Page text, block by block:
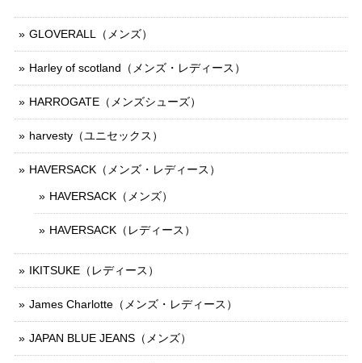
GLOVERALL（メンズ）
Harley of scotland（メンズ・レディース）
HARROGATE（メンズシューズ）
harvesty（ユニセックス）
HAVERSACK（メンズ・レディース）
HAVERSACK（メンズ）
HAVERSACK（レディース）
IKITSUKE（レディース）
James Charlotte（メンズ・レディース）
JAPAN BLUE JEANS（メンズ）